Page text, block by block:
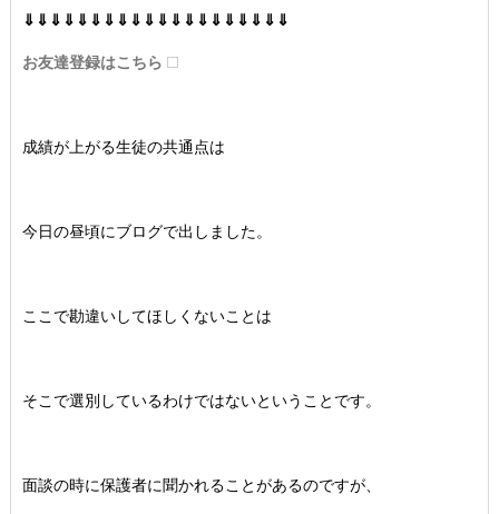
⇓⇓⇓⇓⇓⇓⇓⇓⇓⇓⇓⇓⇓⇓⇓⇓⇓⇓⇓⇓
お友達登録はこちら
成績が上がる生徒の共通点は
今日の昼頃にブログで出しました。
ここで勘違いしてほしくないことは
そこで選別しているわけではないということです。
面談の時に保護者に聞かれることがあるのですが、